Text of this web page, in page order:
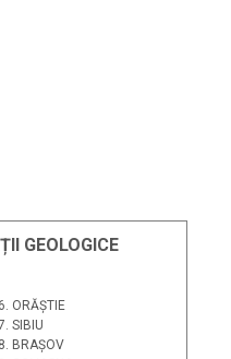
GEOLOGICE
ORĂȘTIE
SIBIU
BRAȘOV